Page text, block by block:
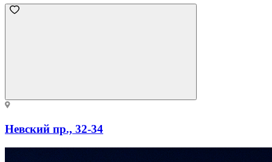
Невский пр., 32-34